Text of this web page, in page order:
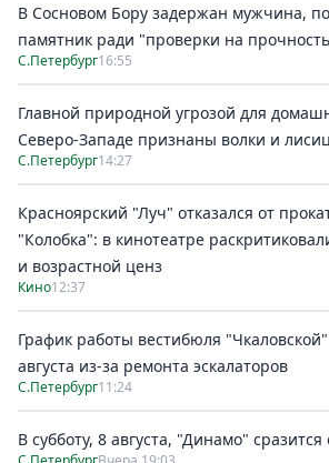
В Сосновом Бору задержан мужчина,
памятник ради "проверки на
С.Петербург16:55
Главной природной угрозой для
Северо-Западе признаны волки и
С.Петербург14:27
Красноярский "Луч" отказался от
"Колобка": в кинотеатре
и возрастной ценз
Кино12:37
График работы вестибюля
августа из-за ремонта эскалаторов
С.Петербург11:24
В субботу, 8 августа, "Динамо"